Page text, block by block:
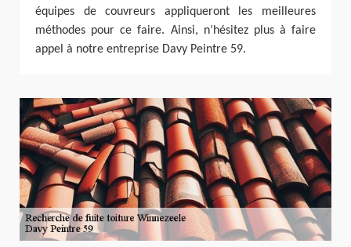
équipes de couvreurs appliqueront les meilleures
méthodes pour ce faire. Ainsi, n’hésitez plus à faire
appel à notre entreprise Davy Peintre 59.